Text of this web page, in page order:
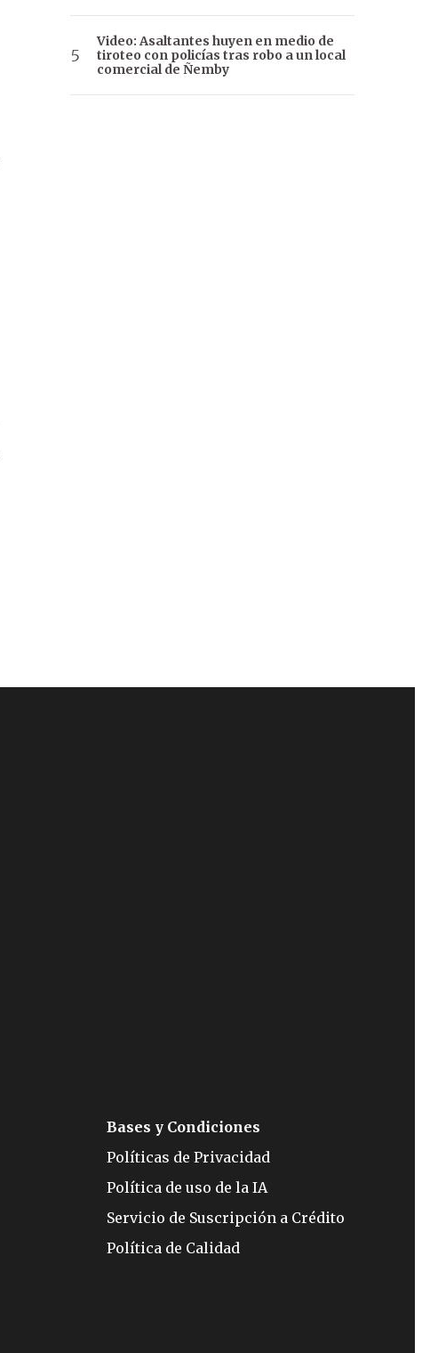
Video: Asaltantes huyen en medio de
tiroteo con policías tras robo a un local
comercial de Ñemby
Bases y Condiciones
Políticas de Privacidad
Política de uso de la IA
Servicio de Suscripción a Crédito
Política de Calidad